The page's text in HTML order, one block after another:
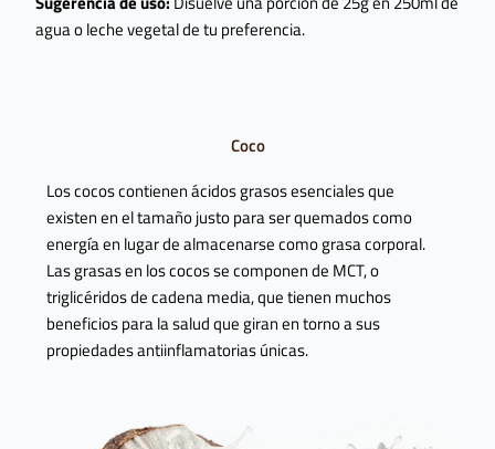
agua o leche vegetal de tu preferencia.
Coco
Los cocos contienen ácidos grasos esenciales que
existen en el tamaño justo para ser quemados como
energía en lugar de almacenarse como grasa corporal.
Las grasas en los cocos se componen de MCT, o
triglicéridos de cadena media, que tienen muchos
beneficios para la salud que giran en torno a sus
propiedades antiinflamatorias únicas.